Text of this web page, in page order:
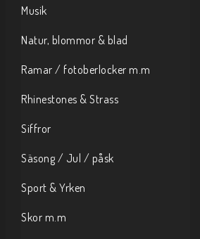
Musik
Natur, blommor & blad
Ramar / fotoberlocker m.m
Rhinestones & Strass
Siffror
Säsong / Jul / påsk
Sport & Yrken
Skor m.m